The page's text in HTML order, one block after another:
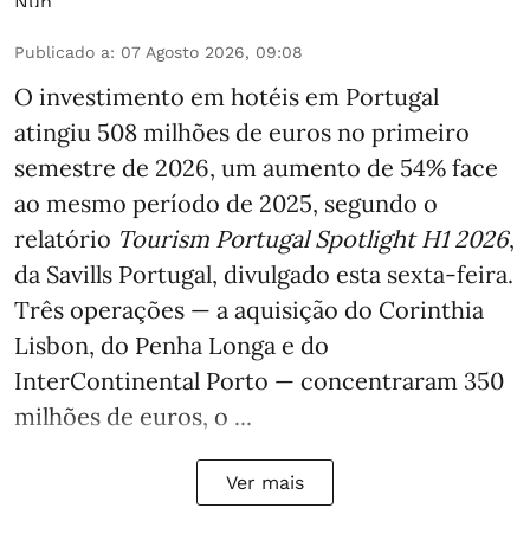
Publicado a: 07 Agosto 2026, 09:08
O investimento em hotéis em Portugal
atingiu 508 milhões de euros no primeiro
semestre de 2026, um aumento de 54% face
ao mesmo período de 2025, segundo o
relatório Tourism Portugal Spotlight H1 2026,
da Savills Portugal, divulgado esta sexta-feira.
Três operações — a aquisição do Corinthia
Lisbon, do Penha Longa e do
InterContinental Porto — concentraram 350
milhões de euros, o ...
Ver mais